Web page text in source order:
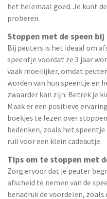
het helemaal goed. Je kunt
proberen.
Stoppen met de speen
Bij peuters is het ideaal om
speentje voordat ze 3 jaar
vaak moeilijker, omdat
worden van hun speentje en
zwaarder kan zijn. Betrek je
Maak er een positieve
boekjes te lezen over
bedenken, zoals het
ruil voor een klein cadeautje.
Tips om te stoppen met
Zorg ervoor dat je peuter
afscheid te nemen van de
benadruk de voordelen,